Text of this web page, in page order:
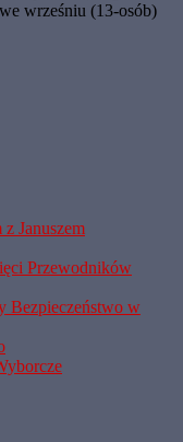
wrześniu (13-osób)
Januszem
Przewodników
w